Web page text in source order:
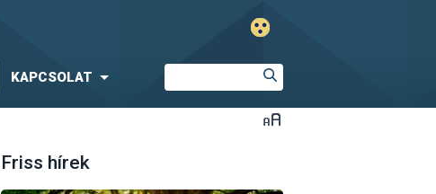
KAPCSOLAT
Friss hírek